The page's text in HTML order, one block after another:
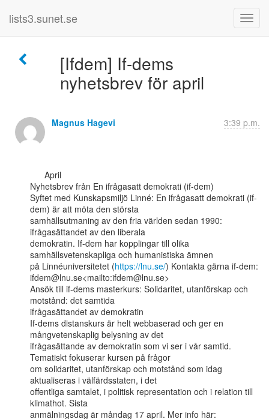
lists3.sunet.se
[Ifdem] If-dems
nyhetsbrev för april
Magnus Hagevi 3:39 p.m.
Nyhetsbrev från En ifrågasatt demokrati (if-dem)
Syftet med Kunskapsmiljö Linné: En ifrågasatt demokrati (if-
dem) är att möta den största
samhällsutmaning av den fria världen sedan 1990:
ifrågasättandet av den liberala
demokratin. If-dem har kopplingar till olika
samhällsvetenskapliga och humanistiska ämnen
på Linnéuniversitetet (https://lnu.se/) Kontakta gärna if-dem:
ifdem@lnu.se<mailto:ifdem@lnu.se>
Ansök till if-dems masterkurs: Solidaritet, utanförskap och
motstånd: det samtida
ifrågasättandet av demokratin
If-dems distanskurs är helt webbaserad och ger en
mångvetenskaplig belysning av det
ifrågasättande av demokratin som vi ser i vår samtid.
Tematiskt fokuserar kursen på frågor
om solidaritet, utanförskap och motstånd som idag
aktualiseras i välfärdsstaten, i det
offentliga samtalet, i politisk representation och i relation till
klimathot. Sista